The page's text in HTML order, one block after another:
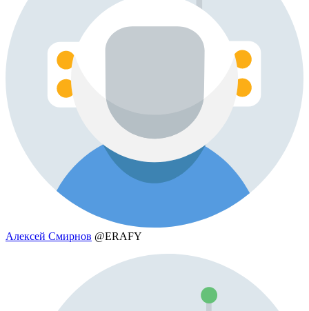
Алексей Смирнов @ERAFY